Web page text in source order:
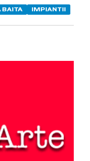
BAITA IMPIANTII